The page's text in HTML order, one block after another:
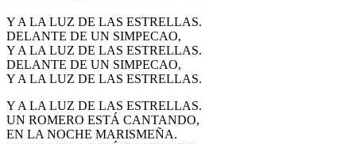
Y A LA LUZ DE LAS ESTRELLAS.
DELANTE DE UN SIMPECAO,
Y A LA LUZ DE LAS ESTRELLAS.
DELANTE DE UN SIMPECAO,
Y A LA LUZ DE LAS ESTRELLAS.
Y A LA LUZ DE LAS ESTRELLAS.
UN ROMERO ESTÁ CANTANDO,
EN LA NOCHE MARISMEÑA.